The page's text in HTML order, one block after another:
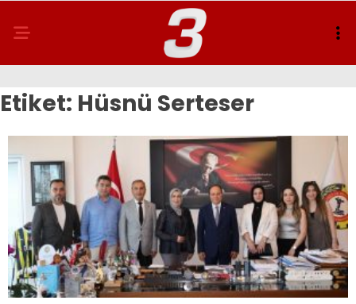
Etiket: Hüsnü Serteser